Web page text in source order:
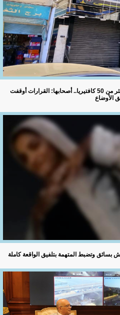
استغاثة إلى محافظ الإسكندرية بعد غلق أكثر من 50 كافتيريا.. أصحابها: القرارات أوقفت
الأوضاع
بسائق وتضبط المتهمة بتلفيق الواقعة كاملة